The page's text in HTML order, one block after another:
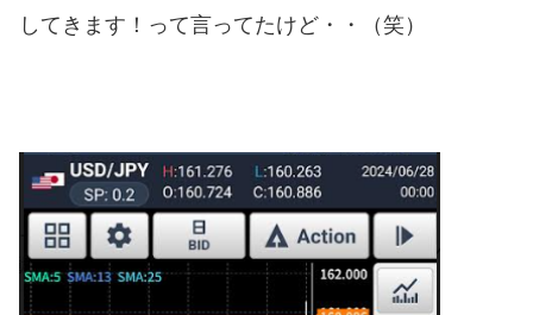
してきます！って言ってたけど・・（笑）